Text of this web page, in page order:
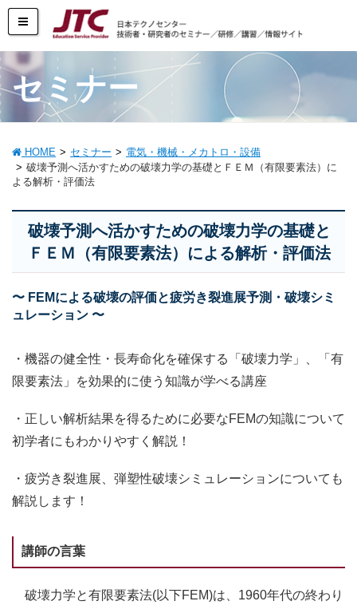
セミナー
HOME セミナー
電気・機械・メカトロ・設備
破壊予測へ活かすための破壊力学の基礎とＦＥＭ（有限要素法）に
よる解析・評価法
破壊予測へ活かすための破壊力学の基礎と
ＦＥＭ（有限要素法）による解析・評価法
〜 FEMによる破壊の評価と疲労き裂進展予測・破壊シミ
ュレーション 〜
・ 機器の健全性・長寿命化を確保する「破壊力学」、「有
限要素法」を効果的に使う知識が学べる講座
・正しい解析結果を得るために必要なFEMの知識について
初学者にもわかりやすく解説！
・疲労き裂進展、弾塑性破壊シミュレーションについても
解説します！
講師の言葉
破壊力学と有限要素法(以下FEM)は、1960年代の終わり